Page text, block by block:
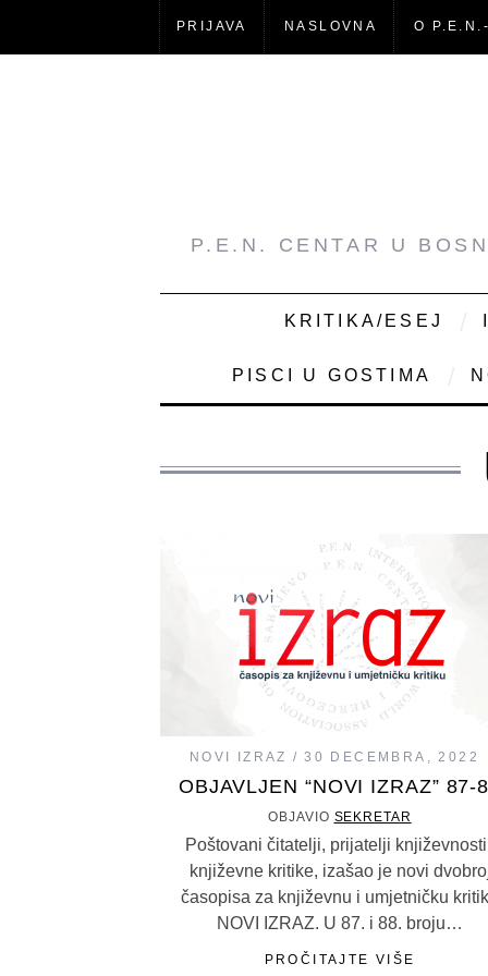
PRIJAVA NASLOVNA O
P.E.N. CENTAR U
KRITIKA/ESEJ
PISCI U GOSTIMA
NOVI IZRAZ 30 DECEMBRA, 2022
OBJAVLJEN “NOVI IZRAZ” 87-
OBJAVIO SEKRETAR
Poštovani čitatelji, prijatelji
književne kritike, izašao je novi
časopisa za književnu i umjetničku
NOVI IZRAZ. U 87. i 88. broju…
PROČITAJTE VIŠE